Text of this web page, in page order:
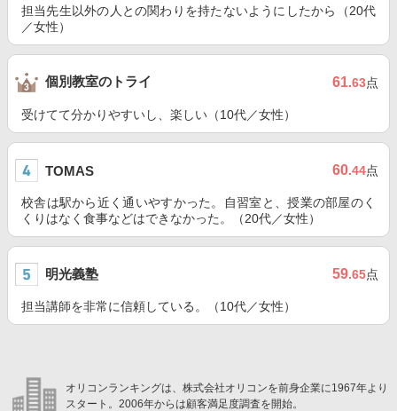
担当先生以外の人との関わりを持たないようにしたから（20代
／女性）
個別教室のトライ 61.63点
受けてて分かりやすいし、楽しい（10代／女性）
TOMAS 60.44点
校舎は駅から近く通いやすかった。自習室と、授業の部屋のく
くりはなく食事などはできなかった。（20代／女性）
明光義塾 59.65点
担当講師を非常に信頼している。（10代／女性）
オリコンランキングは、株式会社オリコンを前身企業に1967年より
スタート。2006年からは顧客満足度調査を開始。